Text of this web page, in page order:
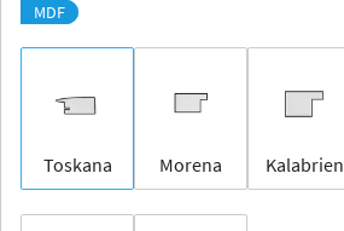
MDF
Toskana Morena Kalabrien